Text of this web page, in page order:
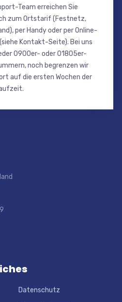
Team erreichen Sie
zum Ortstarif (Festnetz,
per Handy oder per Online-
Kontakt-Seite). Bei uns
0900er- oder 01805er-
noch begrenzen wir
auf die ersten Wochen der
Datenschutz